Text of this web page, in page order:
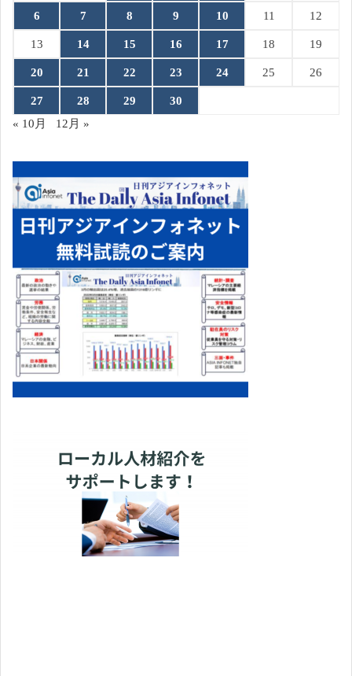
6 7 8 9 10 11 12
13 14 15 16 17 18 19
20 21 22 23 24 25 26
27 28 29
30
« 10月
12月 »